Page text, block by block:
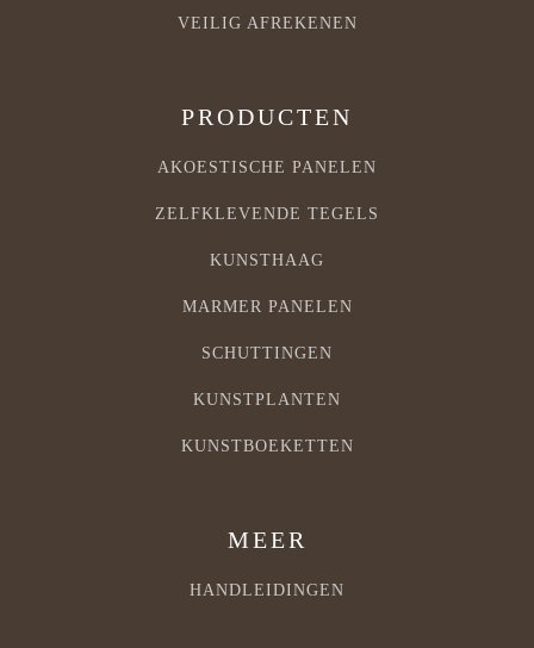
VEILIG AFREKENEN
PRODUCTEN
AKOESTISCHE PANELEN
ZELFKLEVENDE TEGELS
KUNSTHAAG
MARMER PANELEN
SCHUTTINGEN
KUNSTPLANTEN
KUNSTBOEKETTEN
MEER
HANDLEIDINGEN